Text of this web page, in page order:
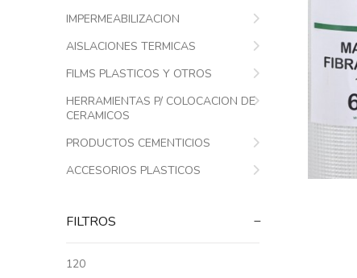
IMPERMEABILIZACION
AISLACIONES TERMICAS
FILMS PLASTICOS Y OTROS
HERRAMIENTAS P/ COLOCACION DE
CERAMICOS
PRODUCTOS CEMENTICIOS
ACCESORIOS PLASTICOS
FILTROS
120